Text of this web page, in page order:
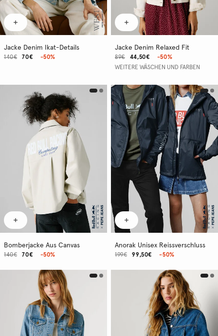
Jacke Denim Ikat-Details
70€
140€ -50%
Jacke Denim Relaxed Fit
44,50€
89€
-50%
WEITERE WÄSCHEN UND FARBEN
Bomberjacke Aus Canvas
70€
140€ -50%
Anorak Unisex Reissverschluss
99,50€
199€ -50%